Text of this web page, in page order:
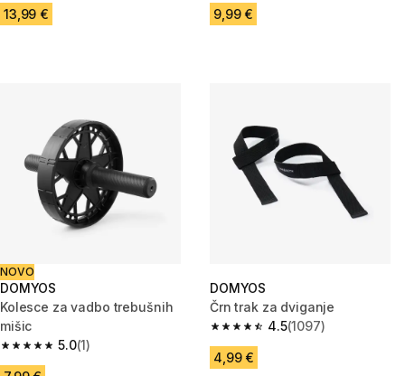
13,99 € 9,99 €
NOVO
DOMYOS
Kolesce za vadbo trebušnih
mišic
5.0
5.0 od 5 zvezdic from 1 ocene
(1)
DOMYOS
Črn trak za dviganje
4.5
4.5 od 5 zvezdic from 1097
(1097)
4,99 €